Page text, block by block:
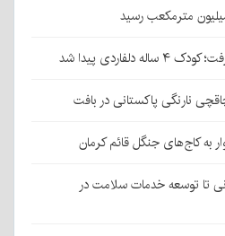
پیدا شد
کاج‌های جنگل قائم کرمان
تا توسعه خدمات سلامت در